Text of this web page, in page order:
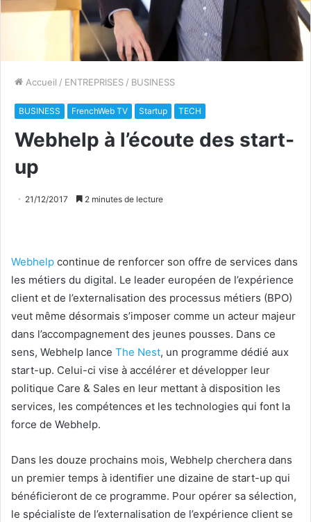
Accueil / ENTREPRISES / BUSINESS
BUSINESS FrenchWeb TV Startup TECH
Webhelp à l’écoute des start-
up
21/12/2017 2 minutes de lecture
Webhelp continue de renforcer son offre de services dans
les métiers du digital. Le leader européen de l’expérience
client et de l’externalisation des processus métiers (BPO)
veut même désormais s’imposer comme un acteur majeur
dans l’accompagnement des jeunes pousses. Dans ce
sens, Webhelp lance The Nest, un programme dédié aux
start-up. Celui-ci vise à accélérer et développer leur
politique Care & Sales en leur mettant à disposition les
services, les compétences et les technologies qui font la
force de Webhelp.
Dans les douze prochains mois, Webhelp cherchera dans
un premier temps à identifier une dizaine de start-up qui
bénéficieront de ce programme. Pour opérer sa sélection,
le spécialiste de l’externalisation de l’expérience client se